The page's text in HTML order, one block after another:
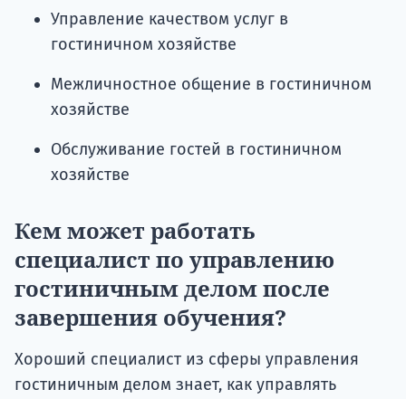
Управление качеством услуг в
гостиничном хозяйстве
Межличностное общение в гостиничном
хозяйстве
Обслуживание гостей в гостиничном
хозяйстве
Кем может работать
специалист по управлению
гостиничным делом после
завершения обучения?
Хороший специалист из сферы управления
гостиничным делом знает, как управлять